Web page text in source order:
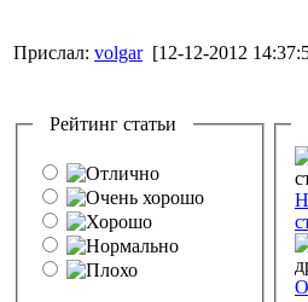
Прислал: volgar [12-12-2012
Рейтинг статьи